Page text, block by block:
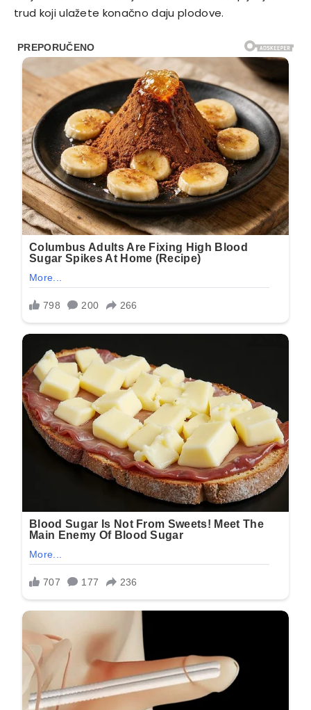
trud koji ulažete konačno daju plodove.